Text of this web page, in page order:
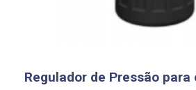
Regulador de Pressão para